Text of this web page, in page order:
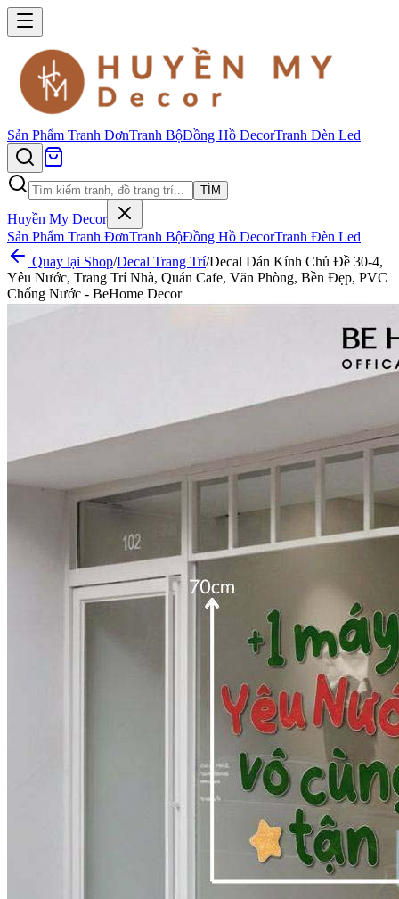
Sản Phẩm Tranh ĐơnTranh BộĐồng Hồ DecorTranh Đèn Led
TÌM
Huyền My Decor
Sản Phẩm Tranh ĐơnTranh BộĐồng Hồ DecorTranh Đèn Led
Quay lại Shop/Decal Trang Trí/Decal Dán Kính Chủ Đề 30-4,
Yêu Nước, Trang Trí Nhà, Quán Cafe, Văn Phòng, Bền Đẹp, PVC
Chống Nước - BeHome Decor